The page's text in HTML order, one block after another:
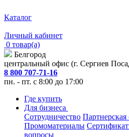
Каталог
Личный кабинет
0 товар(а)
Белгород
центральный офис (г. Сергиев
8 800 707-71-16
пн. - пт. с 8:00 до 17:00
Где купить
Для бизнеса
Сотрудничество Партнерская
Промоматериалы
вопросы